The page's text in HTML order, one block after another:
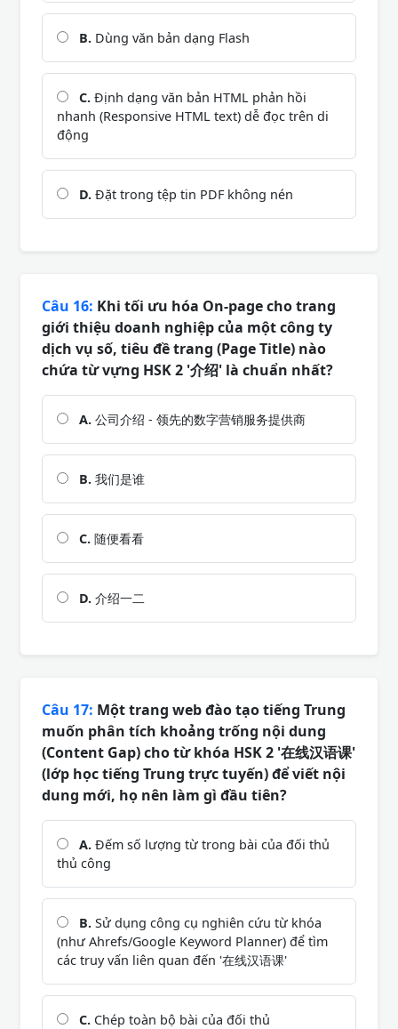
B. Dùng văn bản dạng Flash
C. Định dạng văn bản HTML phản hồi
nhanh (Responsive HTML text) dễ đọc trên di
động
D. Đặt trong tệp tin PDF không nén
Câu 16: Khi tối ưu hóa On-page cho trang
giới thiệu doanh nghiệp của một công ty
dịch vụ số, tiêu đề trang (Page Title) nào
chứa từ vựng HSK 2 '介绍' là chuẩn nhất?
A. 公司介绍 - 领先的数字营销服务提供商
B. 我们是谁
C. 随便看看
D. 介绍一二
Câu 17: Một trang web đào tạo tiếng Trung
muốn phân tích khoảng trống nội dung
(Content Gap) cho từ khóa HSK 2 '在线汉语课'
(lớp học tiếng Trung trực tuyến) để viết nội
dung mới, họ nên làm gì đầu tiên?
A. Đếm số lượng từ trong bài của đối thủ
thủ công
B. Sử dụng công cụ nghiên cứu từ khóa
(như Ahrefs/Google Keyword Planner) để tìm
các truy vấn liên quan đến '在线汉语课'
C. Chép toàn bộ bài của đối thủ